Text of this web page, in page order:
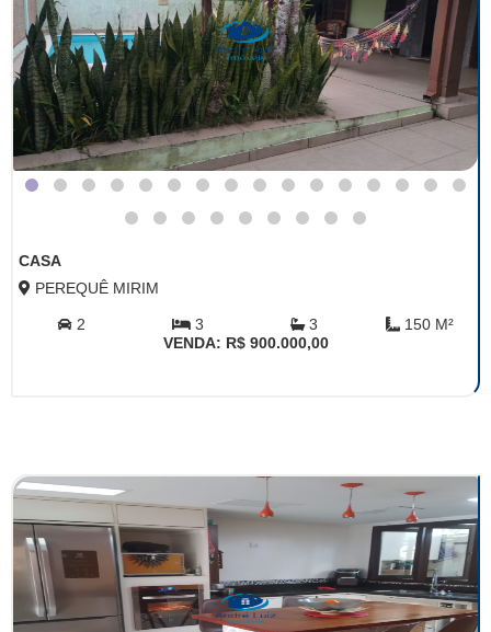
CASA
PEREQUÊ MIRIM
2 3 3
150 M²
VENDA: R$ 900.000,00